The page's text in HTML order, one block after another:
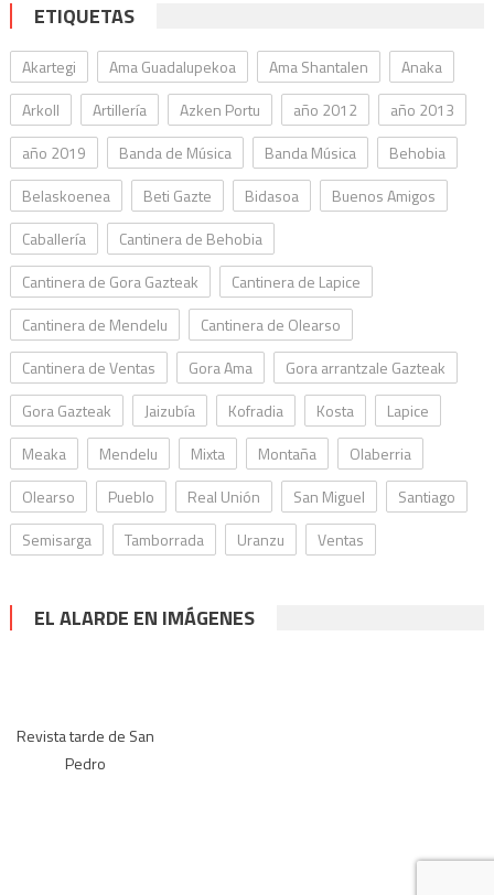
ETIQUETAS
Akartegi Ama Guadalupekoa Ama Shantalen
Anaka
Arkoll
Artillería Azken Portu año 2012
año 2013
año 2019
Banda de Música Banda Música
Behobia
Belaskoenea
Beti Gazte Bidasoa
Buenos Amigos
Caballería
Cantinera de Behobia
Cantinera de Gora Gazteak
Cantinera de Lapice
Cantinera de Mendelu
Cantinera de Olearso
Cantinera de Ventas
Gora Ama
Gora arrantzale Gazteak
Gora Gazteak
Jaizubía Kofradia Kosta
Lapice
Meaka
Mendelu Mixta Montaña
Olaberria
Olearso
Pueblo Real Unión San Miguel
Santiago
Semisarga
Tamborrada Uranzu Ventas
EL ALARDE EN IMÁGENES
Revista tarde de San
Pedro